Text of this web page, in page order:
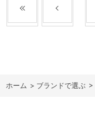
ホーム > ブランドで選ぶ >